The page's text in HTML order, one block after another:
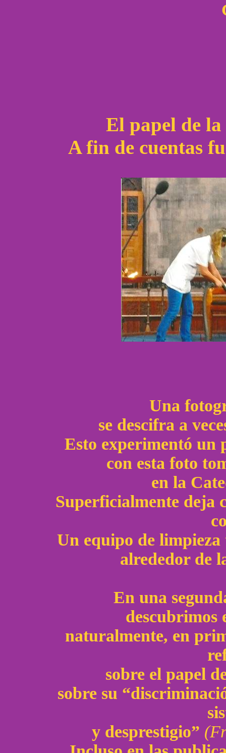
El papel de
A fin de cuentas
Una
se descifra a
Esto experimentó un
con esta foto
en la
Superficialmente deja
Un equipo de
alrededor de
En una
descubrimos
naturalmente, en
sobre el papel
sobre su
y desprestigio”